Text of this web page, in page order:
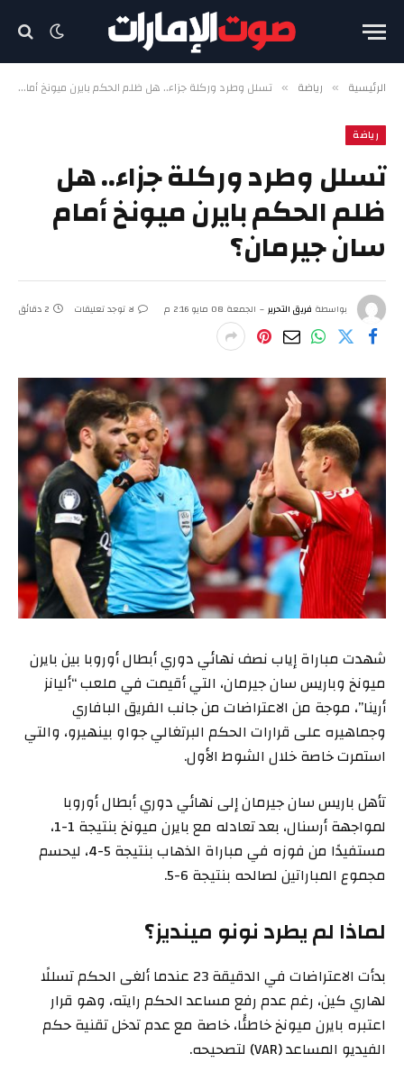
الرئيسية » رياضة » تسلل وطرد وركلة جزاء.. هل ظلم الحكم بايرن ميونخ أمام سان جيرمان؟
رياضة
تسلل وطرد وركلة جزاء.. هل
ظلم الحكم بايرن ميونخ أمام
سان جيرمان؟
بواسطة فريق التحرير الجمعة 08 مايو 2:16 م لا توجد تعليقات 2 دقائق
شهدت مباراة إياب نصف نهائي دوري أبطال أوروبا بين بايرن
ميونخ وباريس سان جيرمان، التي أقيمت في ملعب “أليانز
أرينا”، موجة من الاعتراضات من جانب الفريق البافاري
وجماهيره على قرارات الحكم البرتغالي جواو بينهيرو، والتي
استمرت خاصة خلال الشوط الأول.
تأهل باريس سان جيرمان إلى نهائي دوري أبطال أوروبا
لمواجهة أرسنال، بعد تعادله مع بايرن ميونخ بنتيجة 1-1،
مستفيدًا من فوزه في مباراة الذهاب بنتيجة 5-4، ليحسم
مجموع المباراتين لصالحه بنتيجة 6-5.
لماذا لم يطرد نونو مينديز؟
بدأت الاعتراضات في الدقيقة 23 عندما ألغى الحكم تسللًا
لهاري كين، رغم عدم رفع مساعد الحكم رايته، وهو قرار
اعتبره بايرن ميونخ خاطئًا، خاصة مع عدم تدخل تقنية حكم
الفيديو المساعد (VAR) لتصحيحه.